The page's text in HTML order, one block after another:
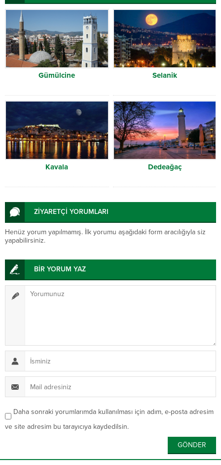
Gümülcine Selanik
Kavala Dedeağaç
ZİYARETÇİ YORUMLARI
Henüz yorum yapılmamış. İlk yorumu aşağıdaki form aracılığıyla siz
yapabilirsiniz.
BİR YORUM YAZ
Daha sonraki yorumlarımda kullanılması için adım, e-posta adresim
ve site adresim bu tarayıcıya kaydedilsin.